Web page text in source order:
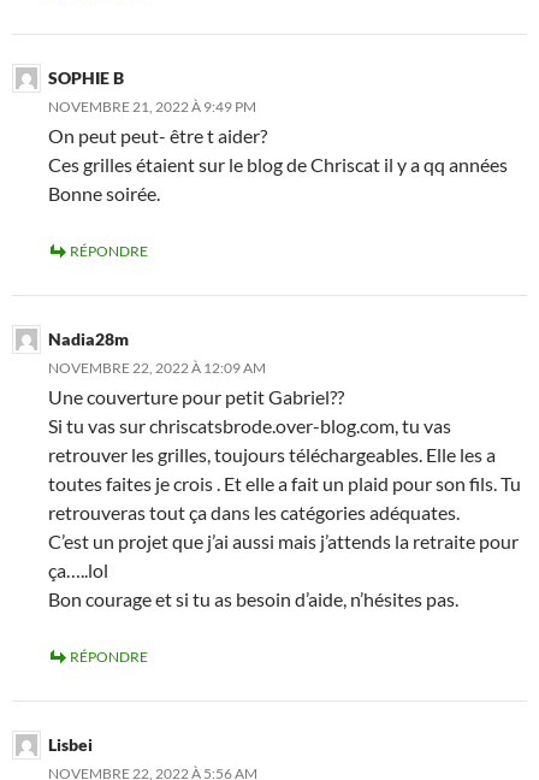
SOPHIE B
NOVEMBRE 21, 2022 À 9:49 PM
On peut peut- être t aider?
Ces grilles étaient sur le blog de Chriscat il y a qq années
Bonne soirée.
RÉPONDRE
Nadia28m
NOVEMBRE 22, 2022 À 12:09 AM
Une couverture pour petit Gabriel??
Si tu vas sur chriscatsbrode.over-blog.com, tu vas
retrouver les grilles, toujours téléchargeables. Elle les a
toutes faites je crois . Et elle a fait un plaid pour son fils. Tu
retrouveras tout ça dans les catégories adéquates.
C’est un projet que j’ai aussi mais j’attends la retraite pour
ça…..lol
Bon courage et si tu as besoin d’aide, n’hésites pas.
RÉPONDRE
Lisbei
NOVEMBRE 22, 2022 À 5:56 AM